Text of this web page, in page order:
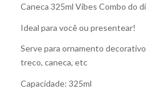
Caneca 325ml Vibes Combo do
Ideal para você ou presentear!
Serve para ornamento
treco, caneca, etc
Capacidade: 325ml